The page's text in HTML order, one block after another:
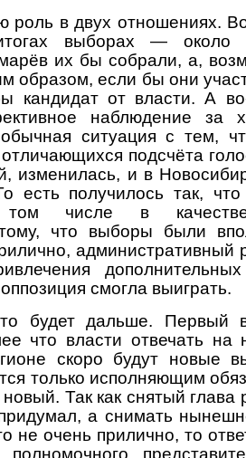
роль в двух отношениях.
итогах выборах —
их бы собрали, а,
образом, если бы они
кандидат от власти. А
наблюдение за
обычная ситуация с тем,
подсчёта
изменилась, и в
есть получилось так, что
числе в качестве
тому, что выборы были
административный
смогла выиграть.
будет дальше. Первый
что власти отвечать на
скоро будут новые
только исполняющим
Так как снятый глава
а снимать
не очень прилично, то
полномочного